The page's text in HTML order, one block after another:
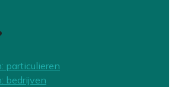
particulieren
bedrijven